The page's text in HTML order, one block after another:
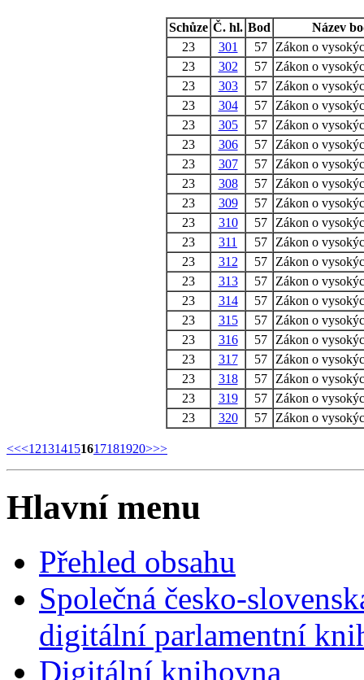
Schůze Č. hl. Bod
Název
23
301 57
Zákon o
23
302 57
Zákon o
23
303 57
Zákon o
23
304 57
Zákon o
23
305 57
Zákon o
23
306 57
Zákon o
23
307 57
Zákon o
23
308 57
Zákon o
23
309 57
Zákon o
23
310 57
Zákon o
23
311 57
Zákon o
23
312 57
Zákon o
23
313 57
Zákon o
23
314 57
Zákon o
23
315 57
Zákon o
23
316 57
Zákon o
23
317 57
Zákon o
23
318 57
Zákon o
23
319 57
Zákon o
23
320 57 Zákon o
<<<121314151617181920>>>
Hlavní menu
Přehled obsahu
Společná česko-
digitální parlamentní
Digitální knihovna